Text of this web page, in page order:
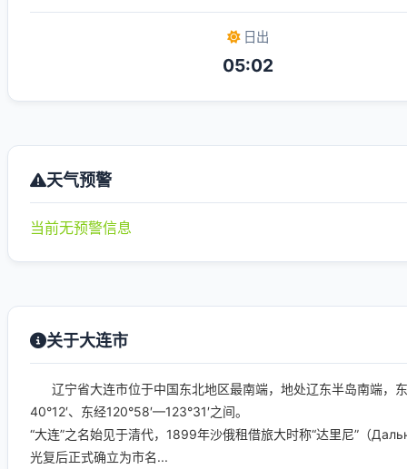
日出
05:02
天气预警
当前无预警信息
关于大连市
辽宁省大连市位于中国东北地区最南端，地处辽东半岛南端，
40°12′、东经120°58′—123°31′之间。
“大连”之名始见于清代，1899年沙俄租借旅大时称“达里尼”（
光复后正式确立为市名...